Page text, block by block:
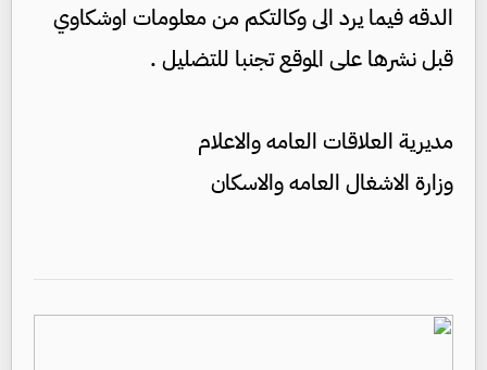
الدقه فيما يرد الى وكالتكم من معلومات اوشكاوي
قبل نشرها على الموقع تجنبا للتضليل .
مديرية العلاقات العامه والاعلام
وزارة الاشغال العامه والاسكان